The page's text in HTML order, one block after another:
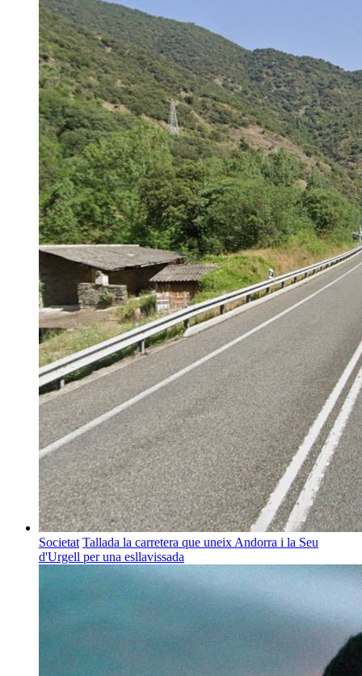
Societat Tallada la carretera que uneix Andorra i la Seu
d'Urgell per una esllavissada